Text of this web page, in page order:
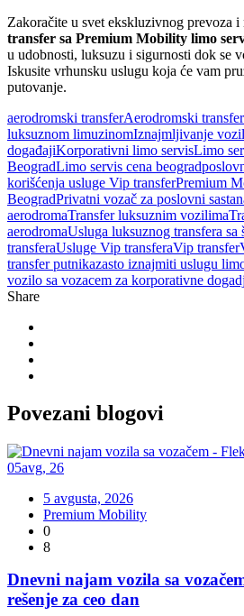
Zakoračite u svet ekskluzivnog prevoza i
transfer sa Premium Mobility limo
u udobnosti, luksuzu i sigurnosti dok se
Iskusite vrhunsku uslugu koja će vam
putovanje.
aerodromski transferAerodromski
luksuznom limuzinomIznajmljivanje
događajiKorporativni limo servisLimo
BeogradLimo servis cena beograd
korišćenja usluge Vip transferPremium
BeogradPrivatni vozač za poslovni
aerodromaTransfer luksuznim vozilima
aerodromaUsluga luksuznog transfera sa
transferaUsluge Vip transferaVip transfer
transfer putnikazasto iznajmiti uslugu
vozilo sa vozacem za korporativne
Share
Povezani blogovi
05avg, 26
5 avgusta, 2026
Premium Mobility
0
8
Dnevni najam vozila sa
rešenje za ceo dan